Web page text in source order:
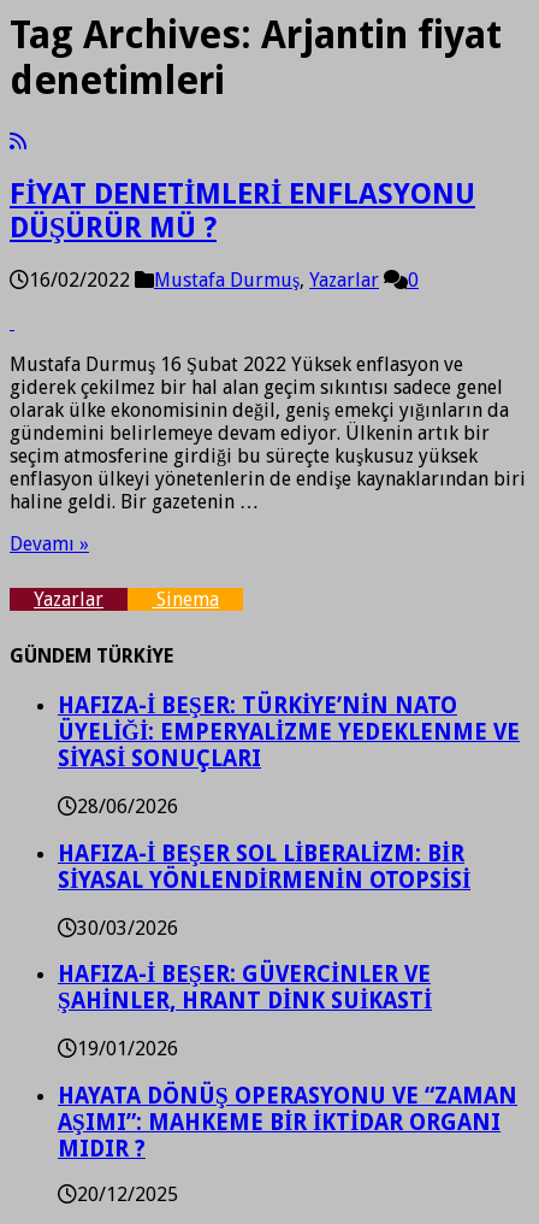
Tag Archives: Arjantin fiyat
denetimleri
FİYAT DENETİMLERİ ENFLASYONU
DÜŞÜRÜR MÜ ?
16/02/2022 Mustafa Durmuş, Yazarlar 0
Mustafa Durmuş 16 Şubat 2022 Yüksek enflasyon ve
giderek çekilmez bir hal alan geçim sıkıntısı sadece genel
olarak ülke ekonomisinin değil, geniş emekçi yığınların da
gündemini belirlemeye devam ediyor. Ülkenin artık bir
seçim atmosferine girdiği bu süreçte kuşkusuz yüksek
enflasyon ülkeyi yönetenlerin de endişe kaynaklarından biri
haline geldi. Bir gazetenin …
Devamı »
Yazarlar Sinema
GÜNDEM TÜRKİYE
HAFIZA-İ BEŞER: TÜRKİYE’NİN NATO
ÜYELİĞİ: EMPERYALİZME YEDEKLENME VE
SİYASİ SONUÇLARI
28/06/2026
HAFIZA-İ BEŞER SOL LİBERALİZM: BİR
SİYASAL YÖNLENDİRMENİN OTOPSİSİ
30/03/2026
HAFIZA-İ BEŞER: GÜVERCİNLER VE
ŞAHİNLER, HRANT DİNK SUİKASTİ
19/01/2026
HAYATA DÖNÜŞ OPERASYONU VE “ZAMAN
AŞIMI”: MAHKEME BİR İKTİDAR ORGANI
MIDIR ?
20/12/2025